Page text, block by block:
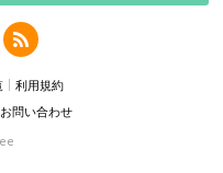
利用規約
お問い合わせ